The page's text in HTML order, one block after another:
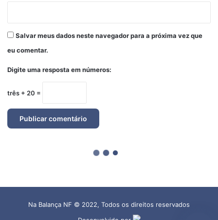
Na Balança NF © 2022, Todos os direitos reservados